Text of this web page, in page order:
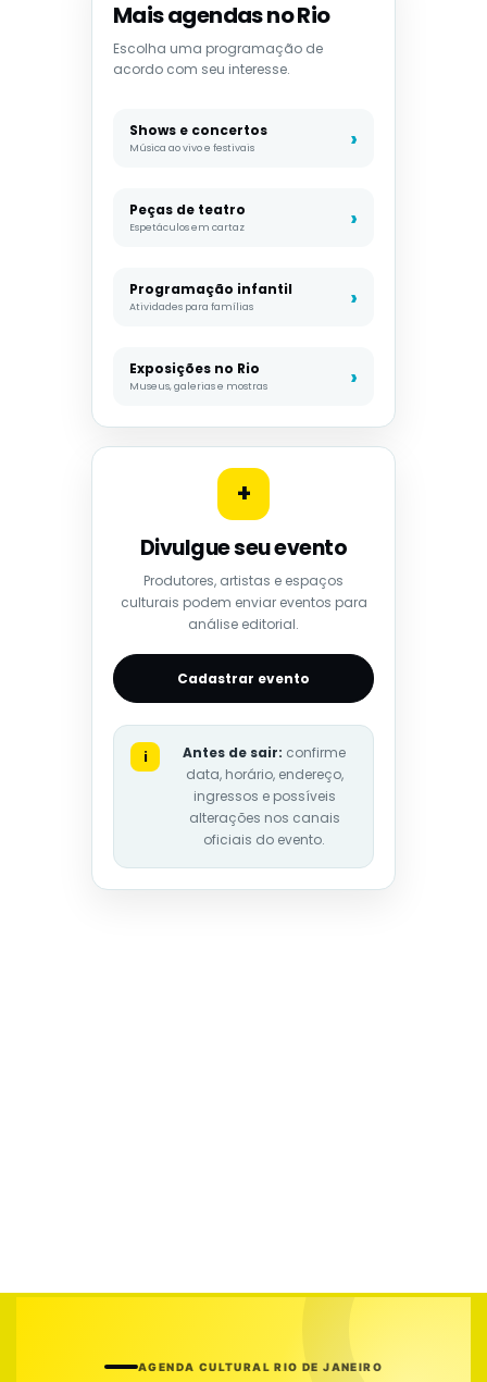
Mais agendas no Rio
Escolha uma programação de
acordo com seu interesse.
Shows e concertos
Música ao vivo e festivais
Peças de teatro
Espetáculos em cartaz
Programação infantil
Atividades para famílias
Exposições no Rio
Museus, galerias e mostras
+
Divulgue seu evento
Produtores, artistas e espaços
culturais podem enviar eventos para
análise editorial.
Cadastrar evento
i Antes de sair: confirme
data, horário, endereço,
ingressos e possíveis
alterações nos canais
oficiais do evento.
AGENDA CULTURAL RIO DE JANEIRO